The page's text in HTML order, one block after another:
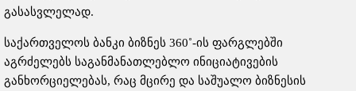
გასასვლელად.
საქართველოს ბანკი ბიზნეს 360˚-ის ფარგლებში
აგრძელებს საგანმანათლებლო ინიციატივების
განხორციელებას, რაც მცირე და საშუალო ბიზნესის